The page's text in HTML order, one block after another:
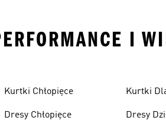
I
Kurtki Chłopięce
Dresy Chłopięce
Kurtki
Dresy